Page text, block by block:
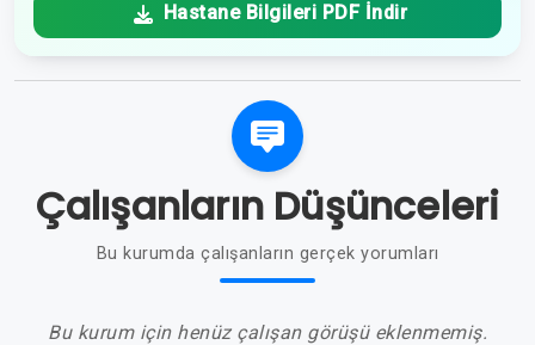
Hastane Bilgileri PDF İndir
Çalışanların Düşünceleri
Bu kurumda çalışanların gerçek yorumları
Bu kurum için henüz çalışan görüşü eklenmemiş.